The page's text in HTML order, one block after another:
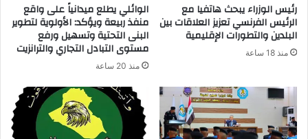
رئيس الوزراء يبحث هاتفيا مع
الرئيس الفرنسي تعزيز العلاقات بين
البلدين والتطورات الإقليمية
منذ 18 ساعة
الوائلي يطلع ميدانياً على واقع
منفذ ربيعة ويؤكد: الأولوية لتطوير
البنى التحتية وتسهيل ورفع
مستوى التبادل التجاري والترانزيت
منذ 20 ساعة